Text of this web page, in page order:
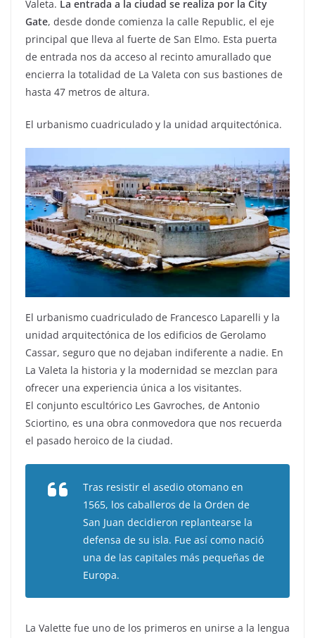
Valeta. La entrada a la ciudad se realiza por la City
Gate, desde donde comienza la calle Republic, el eje
principal que lleva al fuerte de San Elmo. Esta puerta
de entrada nos da acceso al recinto amurallado que
encierra la totalidad de La Valeta con sus bastiones de
hasta 47 metros de altura.
El urbanismo cuadriculado y la unidad arquitectónica.
El urbanismo cuadriculado de Francesco Laparelli y la
unidad arquitectónica de los edificios de Gerolamo
Cassar, seguro que no dejaban indiferente a nadie. En
La Valeta la historia y la modernidad se mezclan para
ofrecer una experiencia única a los visitantes.
El conjunto escultórico Les Gavroches, de Antonio
Sciortino, es una obra conmovedora que nos recuerda
el pasado heroico de la ciudad.
Tras resistir el asedio otomano en
1565, los caballeros de la Orden de
San Juan decidieron replantearse la
defensa de su isla. Fue así como nació
una de las capitales más pequeñas de
Europa.
La Valette fue uno de los primeros en unirse a la lengua